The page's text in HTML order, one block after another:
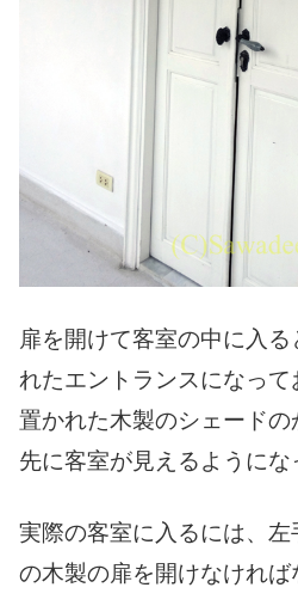
扉を開けて客室の中に入
れたエントランスになっ
置かれた木製のシェード
先に客室が見えるようにな
実際の客室に入るには、
の木製の扉を開けなければ